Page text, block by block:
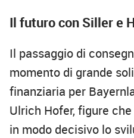
Il futuro con Siller e
Il passaggio di
momento di grande
finanziaria per
Ulrich Hofer, figure
in modo decisivo lo